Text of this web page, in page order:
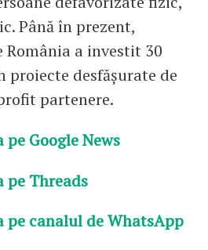
Până în prezent,
România a investit 30
proiecte desfăşurate de
partenere.
pe Google News
pe Threads
pe canalul de WhatsApp